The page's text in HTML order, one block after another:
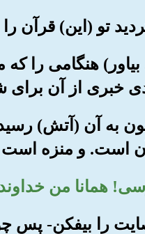
بیاور) هنگامی
خبری از آن
به آن (آتش)
است. و منزه است
را بیفکن-